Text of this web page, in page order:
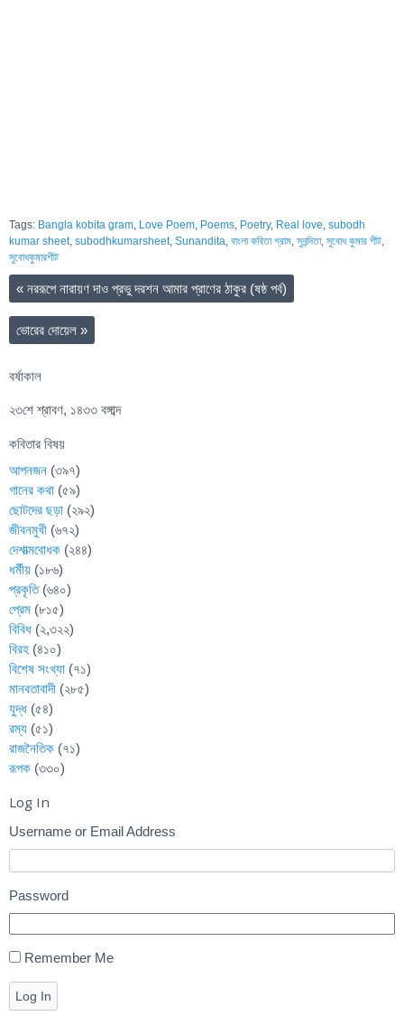
Tags: Bangla kobita gram Love Poem Poems Poetry, Real love subodh
kumar sheet, subodhkumarsheet, Sunandita বাংলা কবিতা গ্রাম সুনন্দিতা, সুবোধ কুমার শীট
সুবোধকুমারশীট
« নররূপে নারায়ণ দাও প্রভু দরশন আমার প্রাণের ঠাকুর (ষষ্ঠ পর্ব)
ভোরের দোয়েল »
বর্ষাকাল
২৩শে শ্রাবণ, ১৪৩৩ বঙ্গাব্দ
কবিতার বিষয়
আপনজন (৩৯৭)
গানের কথা (৫৯)
ছোটদের ছড়া (২৯২)
জীবনমুখী (৬৭২)
দেশাত্মবোধক (২৪৪)
ধর্মীয় (১৮৬)
প্রকৃতি(৬৪০)
প্রেম (৮১৫)
বিবিধ (২,৩২২)
বিরহ (৪১০)
বিশেষ সংখ্যা (৭১)
মানবতাবাদী (২৮৫)
যুদ্ধ (৫৪)
রম্য (৫১)
রাজনৈতিক (৭১)
রূপক (৩৩০)
Log In
Username or Email Address
Password
Remember Me
Log In